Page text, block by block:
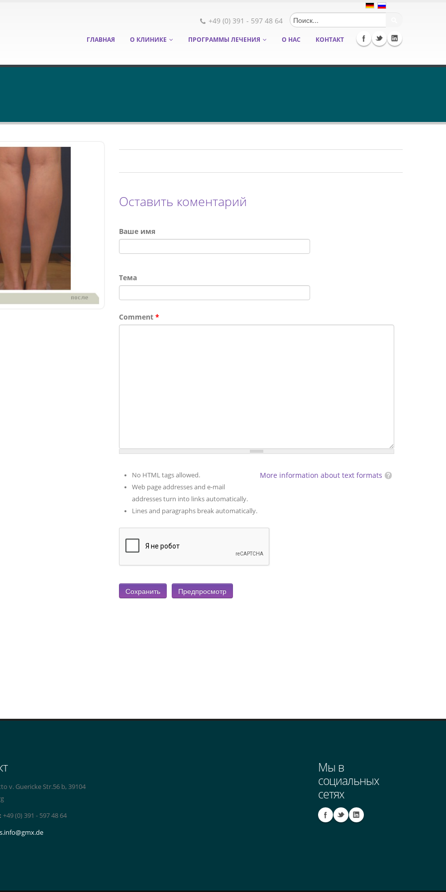
Форма
+49 (0) 391 - 597 48 64
ГЛАВНАЯ О КЛИНИКЕ ПРОГРАММЫ ЛЕЧЕНИЯ О НАС КОНТАКТ
Оставить коментарий
Ваше имя
Тема
Comment *
More information about text formats
No HTML tags allowed.
Web page addresses and e-mail
addresses turn into links automatically.
Lines and paragraphs break automatically.
v. Guericke Str.56 b, 39104
+49 (0) 391 - 597 48 64
Мы в
социальных
сетях